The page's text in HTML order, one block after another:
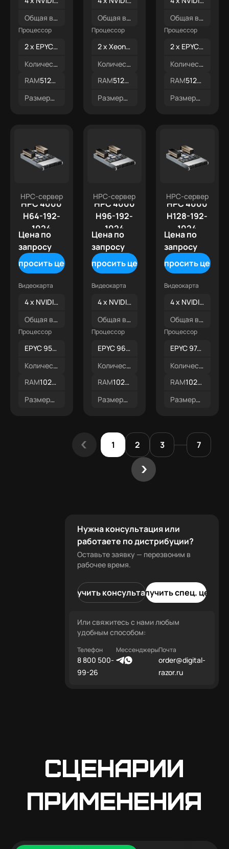
Общая видеопамять
192 ГБ
Процессор
2 x EPYC 9454
Количество ядер
RAM512GB DDR5
Размеры
Общая видеопамять
192 ГБ
Процессор
2 x Xeon Gold 6548Y+
Количество ядер
RAM512GB DDR5
Размеры
Общая видеопамять
Процессор
2 x EPYC 9224
Количество ядер
RAM512GB DDR5
Размеры
HPC-сервер
HPC 4000
H64-192-
1024
Цена по
запросу
Запросить цену
Видеокарта
4 x NVIDIA L40s 48GB
Общая видеопамять
192 ГБ
Процессор
EPYC 9535
Количество ядер
RAM1024GB DDR5
Размеры
HPC-сервер
HPC 4000
H96-192-
1024
Цена по
запросу
Запросить цену
Видеокарта
4 x NVIDIA L40s 48GB
Общая видеопамять
192 ГБ
Процессор
EPYC 9645
Количество ядер
RAM1024GB DDR5
Размеры
HPC-сервер
HPC 4000
H128-192-
1024
Цена по
запросу
Запросить цену
Видеокарта
4 x NVIDIA L40s 48GB
Общая видеопамять
Процессор
EPYC 9745
Количество ядер
RAM1024GB DDR5
Размеры
1 2 3 7
Нужна консультация или
работаете по дистрибуции?
Оставьте заявку — перезвоним в
рабочее время.
Получить консультациюПолучить спец. цену
Или свяжитесь с нами любым
удобным способом:
Телефон
8 800 500-
99-26
МессенджерыПочта
order@digital-
razor.ru
Сценарии
применения